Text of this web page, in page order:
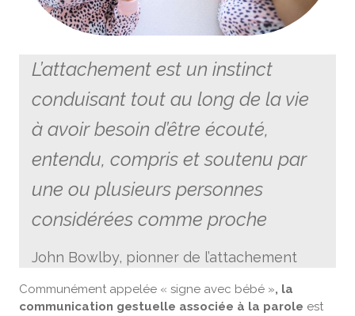
L’attachement est un instinct
conduisant tout au long de la vie
à avoir besoin d’être écouté,
entendu, compris et soutenu par
une ou plusieurs personnes
considérées comme proche
John Bowlby, pionner de l’attachement
Communément appelée « signe avec bébé », la
communication gestuelle associée à la parole est